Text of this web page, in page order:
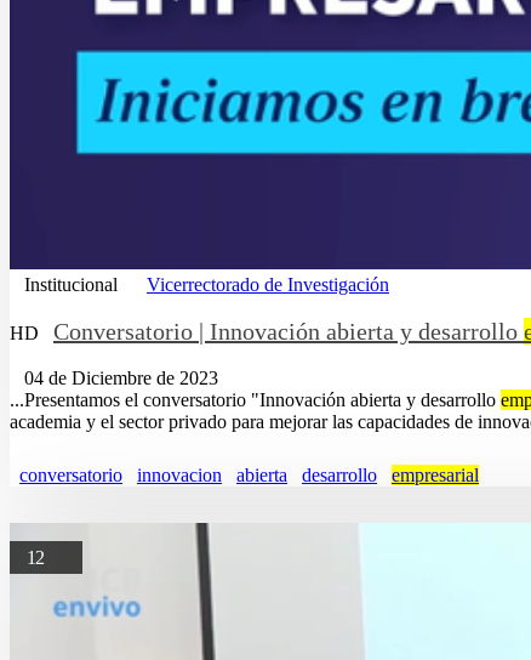
Institucional Vicerrectorado de Investigación
HD Conversatorio | Innovación abierta y desarrollo
04 de Diciembre de 2023
...Presentamos el conversatorio "Innovación abierta y desarrollo
academia y el sector privado para mejorar las capacidades de
conversatorio innovacion abierta desarrollo empresarial
12